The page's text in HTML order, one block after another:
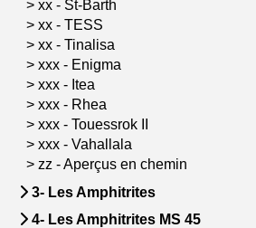
> xx - St-Barth
> xx - TESS
> xx - Tinalisa
> xxx - Enigma
> xxx - Itea
> xxx - Rhea
> xxx - Touessrok II
> xxx - Vahallala
> zz - Aperçus en chemin
3- Les Amphitrites
4- Les Amphitrites MS 45